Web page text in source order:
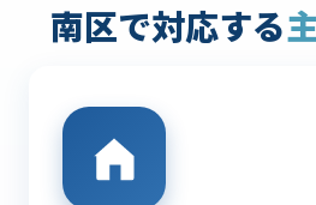
南区で対応する